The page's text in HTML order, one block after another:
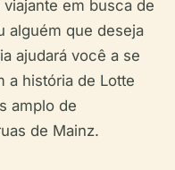
em busca de
alguém que deseja
ajudará você a se
a história de Lotte
amplo de
de Mainz.